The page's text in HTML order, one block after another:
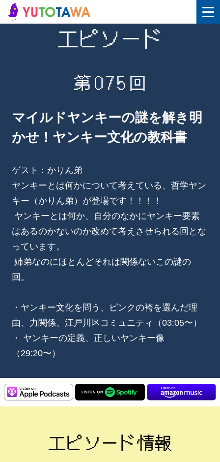
エピソード
第075回
マイルドヤンキーの謎を解き明
かせ！ヤンキー文化の教科書
ゲスト：かりん弟
ヤンキーとは何かについて考えている、哲学ヤン
キー（かりん弟）が登場です！！！！
ヤンキーとは何か、自分のなかにヤンキー要素
はあるのかないのか改めて考えさせられる回とな
っています。
姉弟なのにほとんどそれは関係ないこの謎の
回。
・ヤンキー文化を問う、ピンクの袴を選んだ理
由、力関係、江戸川区コミュニティ（03:05〜）
・ ヤンキーの定義、正しいヤンキー像
（29:20〜）
エピソード情報